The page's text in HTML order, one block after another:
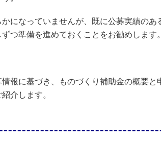
になっていませんが、既に公募実績のあ
つ準備を進めておくことをお勧めします。
報に基づき、ものづくり補助金の概要と
介します。